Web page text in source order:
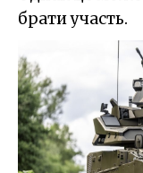
брати участь.